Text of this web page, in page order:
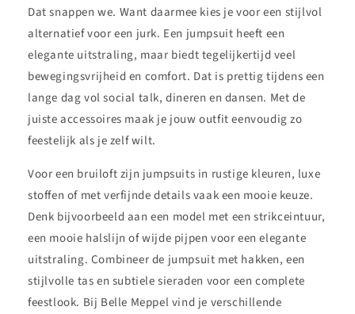
Dat snappen we. Want daarmee kies je voor een stijlvol
alternatief voor een jurk. Een jumpsuit heeft een
elegante uitstraling, maar biedt tegelijkertijd veel
bewegingsvrijheid en comfort. Dat is prettig tijdens een
lange dag vol social talk, dineren en dansen. Met de
juiste accessoires maak je jouw outfit eenvoudig zo
feestelijk als je zelf wilt.
Voor een bruiloft zijn jumpsuits in rustige kleuren, luxe
stoffen of met verfijnde details vaak een mooie keuze.
Denk bijvoorbeeld aan een model met een strikceintuur,
een mooie halslijn of wijde pijpen voor een elegante
uitstraling. Combineer de jumpsuit met hakken, een
stijlvolle tas en subtiele sieraden voor een complete
feestlook. Bij Belle Meppel vind je verschillende